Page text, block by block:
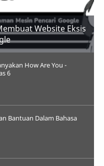
Website Eksis
How Are You -
6
Bantuan Dalam Bahasa